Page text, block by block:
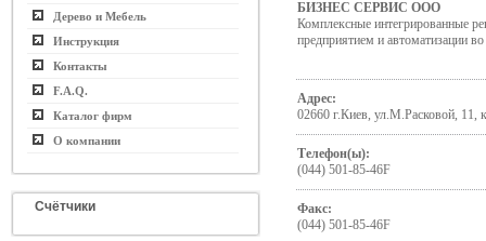
Дерево и Мебель
Инструкция
Контакты
F.A.Q.
Каталог фирм
О компании
Счётчики
БИЗНЕС СЕРВИС ООО
Комплексные интегрированные
предприятием и автоматизации
Адрес:
02660 г.Киев, ул.М.Расковой, 11,
Телефон(ы):
(044) 501-85-46F
Факс:
(044) 501-85-46F